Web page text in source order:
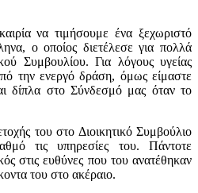
να τιμήσουμε ένα ξεχωριστό
ο οποίος διετέλεσε για πολλά
Συμβουλίου. Για λόγους υγείας
την ενεργό δράση, όμως είμαστε
δίπλα στο Σύνδεσμό μας όταν το
του στο Διοικητικό Συμβούλιο
τις υπηρεσίες του. Πάντοτε
στις ευθύνες που του ανατέθηκαν
του στο ακέραιο.